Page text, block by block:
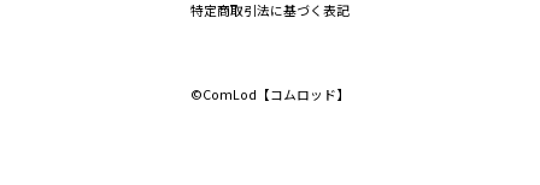
特定商取引法に基づく表記
©︎ComLod【コムロッド】